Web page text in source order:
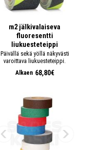
m2 jälkivalaiseva
fluoresentti
liukuesteteippi
Päivällä sekä yöllä näkyvästi
varoittava liukuesteteippi.
Alkaen 68,80€